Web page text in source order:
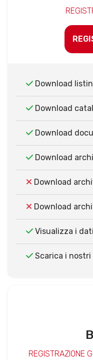
Download
Download
Download
Download
Download
Download
Visualizza i
Scarica i nostri
REGISTRAZIONE